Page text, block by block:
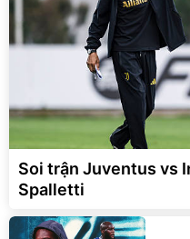
Soi trận Juventus vs
Spalletti